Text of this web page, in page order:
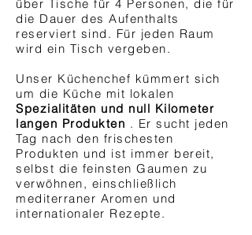
über Tische für 4 Personen, die für
die Dauer des Aufenthalts
reserviert sind. Für jeden Raum
wird ein Tisch vergeben.
Unser Küchenchef kümmert sich
um die Küche mit lokalen
Spezialitäten und null Kilometer
langen Produkten . Er sucht jeden
Tag nach den frischesten
Produkten und ist immer bereit,
selbst die feinsten Gaumen zu
verwöhnen, einschließlich
mediterraner Aromen und
internationaler Rezepte.